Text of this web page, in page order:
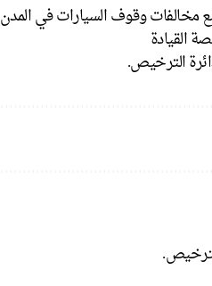
مع مخالفات وقوف السيارات في المدن
القيادة
الترخيص.